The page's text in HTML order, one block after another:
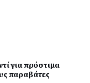
για πρόστιμα
παραβάτες